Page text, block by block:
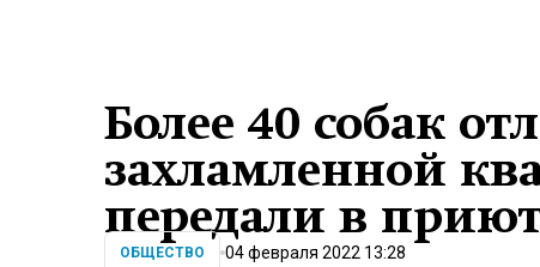
Более 40 собак
захламленной
передали в
ОБЩЕСТВО 04 февраля 2022 13:28